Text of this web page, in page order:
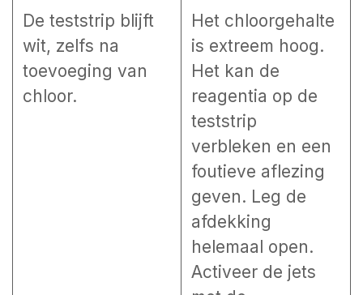
De teststrip blijft
wit, zelfs na
toevoeging van
chloor.
Het chloorgehalte
is extreem hoog.
Het kan de
reagentia op de
teststrip
verbleken en een
foutieve aflezing
geven. Leg de
afdekking
helemaal open.
Activeer de jets